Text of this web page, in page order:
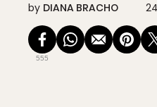
by DIANA BRACHO
555